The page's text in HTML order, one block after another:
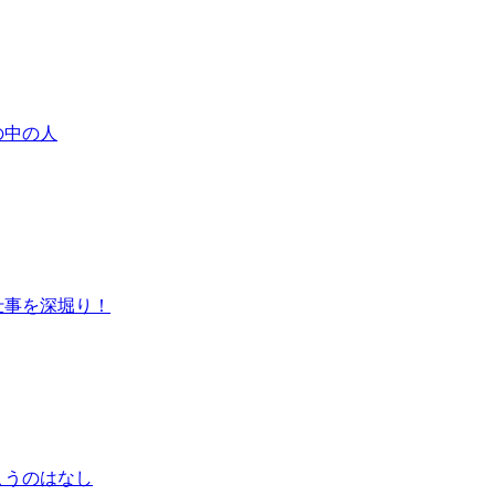
の人
を深堀り！
のはなし